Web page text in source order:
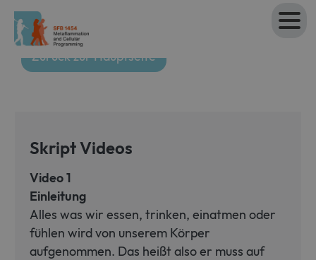
Zurück zur Hauptseite
Skript Videos
Video 1
Einleitung
Alles was wir essen, trinken, einatmen oder
fühlen wird von unserem Körper
aufgenommen. Das heißt also er muss auf